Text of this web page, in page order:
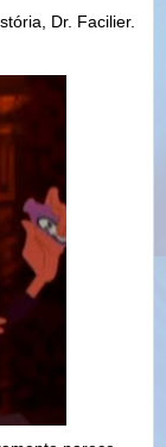
Dr. Facilier.